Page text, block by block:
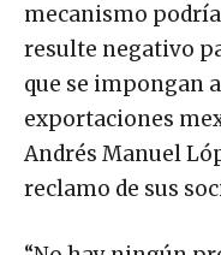
mecanismo
resulte negativo
que se impongan
exportaciones
Andrés Manuel
reclamo de sus